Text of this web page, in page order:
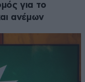
για το
ανέμων